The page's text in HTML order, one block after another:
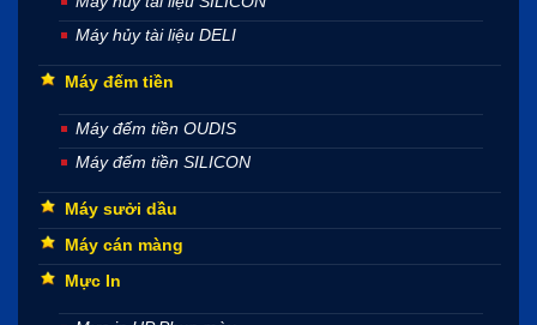
Máy hủy tài liệu DELI
Máy đếm tiền
Máy đếm tiền OUDIS
Máy đếm tiền SILICON
Máy sưởi dầu
Máy cán màng
Mực In